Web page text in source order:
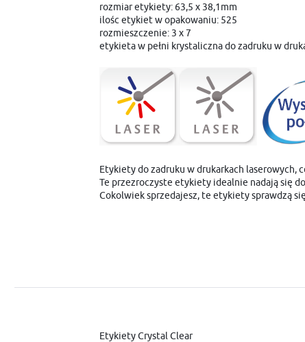
rozmiar etykiety: 63,5 x 38,1mm
ilośc etykiet w opakowaniu: 525
rozmieszczenie: 3 x 7
etykieta w pełni krystaliczna do zadruku w
Etykiety do zadruku w drukarkach laserowych,
Te przezroczyste etykiety idealnie nadają się
Cokolwiek sprzedajesz, te etykiety sprawdzą
Etykiety Crystal Clear